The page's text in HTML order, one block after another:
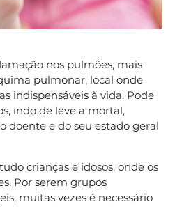
nos pulmões, mais
pulmonar, local onde
indispensáveis à vida. Pode
indo de leve a mortal,
doente e do seu estado geral
crianças e idosos, onde os
Por serem grupos
muitas vezes é necessário